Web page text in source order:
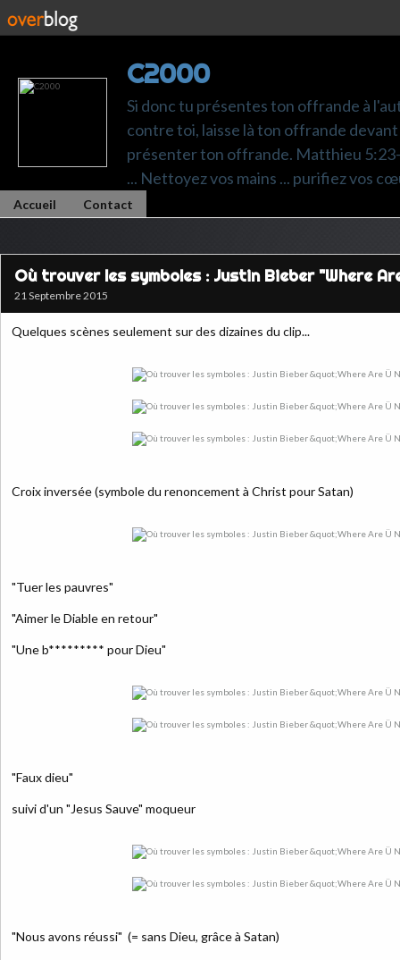
C2000
Si donc tu présentes ton offrande à
contre toi, laisse là ton offrande
présenter ton offrande. Matthieu 5:23-
... Nettoyez vos mains ... purifiez vos
Accueil Contact
Où trouver les symboles : Justin Bieber "Where
21 Septembre 2015
Quelques scènes seulement sur des dizaines du clip...
Croix inversée (symbole du renoncement à Christ pour Satan)
"Tuer les pauvres"
"Aimer le Diable en retour"
"Une b********* pour Dieu"
"Faux dieu"
suivi d'un "Jesus Sauve" moqueur
"Nous avons réussi" (= sans Dieu, grâce à Satan)